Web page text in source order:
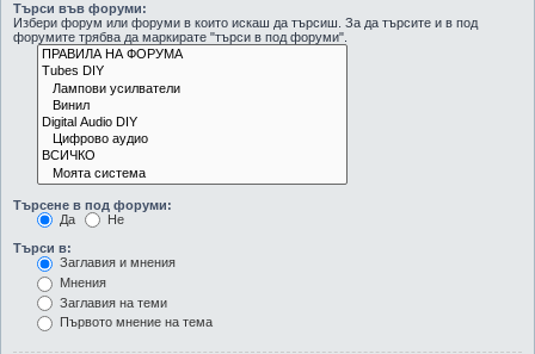
Търси във форуми:
Избери форум или форуми в които искаш да търсиш. За да търсите и в под
форумите трябва да маркирате "търси в под форуми".
Търсене в под форуми:
Да
Не
Търси в:
Заглавия и мнения
Мнения
Заглавия на теми
Първото мнение на тема